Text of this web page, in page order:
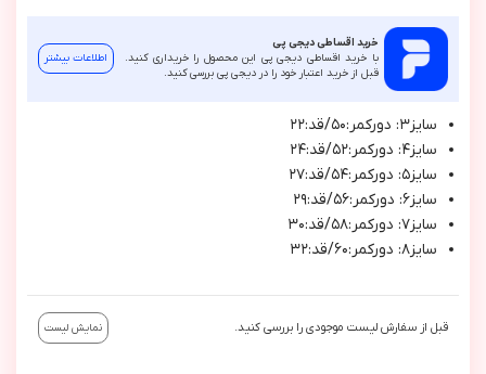
خرید اقساطی دیجی پی
با خرید اقساطی دیجی پی این محصول را خریداری کنید.
قبل از خرید اعتبار خود را در دیجی پی بررسی کنید.
اطلاعات بیشتر
سايز٣: دوركمر:٥٠/قد:٢٢
سايز٤: دوركمر:٥٢/قد:٢٤
سايز٥: دوركمر:٥٤/قد:٢٧
سايز٦: دوركمر:٥٦/قد:٢٩
سايز٧: دوركمر:٥٨/قد:٣٠
سايز٨: دوركمر:٦٠/قد:٣٢
قبل از سفارش لیست موجودی را بررسی کنید. نمایش لیست